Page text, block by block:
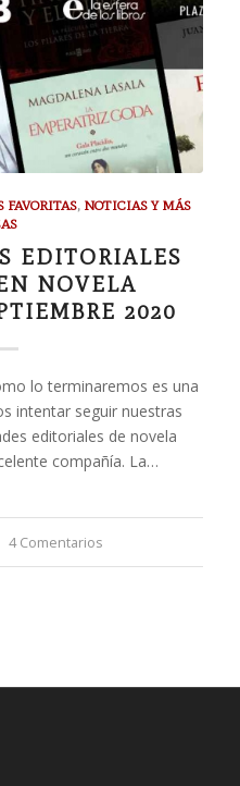
, NOTICIAS Y MÁS
EDITORIALES
NOVELA
2020
lo terminaremos es una
intentar seguir nuestras
editoriales de novela
compañía. La…
4 Comentarios